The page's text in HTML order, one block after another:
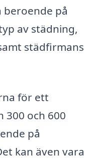
på
av städning,
städfirmans
för ett
300 och 600
på
kan även vara